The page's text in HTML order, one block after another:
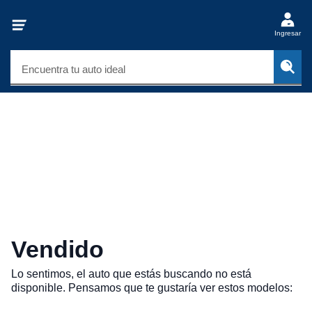
Ingresar
Encuentra tu auto ideal
Vendido
Lo sentimos, el auto que estás buscando no está
disponible. Pensamos que te gustaría ver estos modelos: